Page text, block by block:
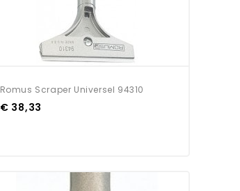
Romus Scraper Universel 94310
€ 38,33